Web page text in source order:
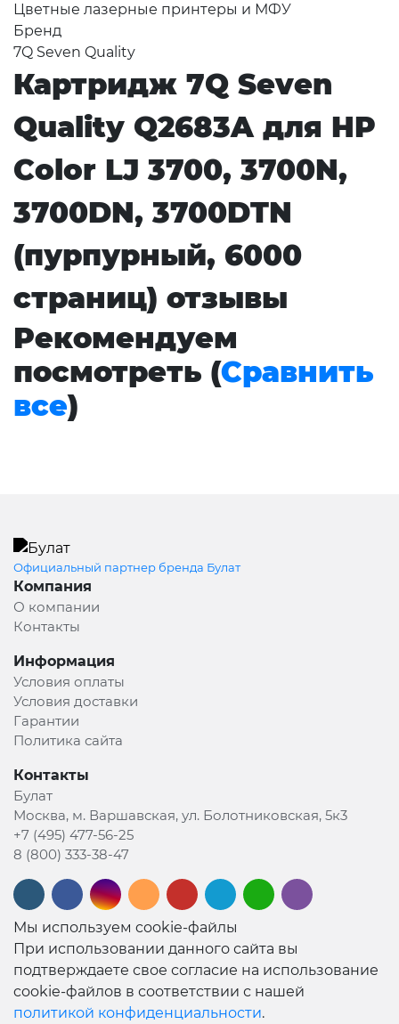
Цветные лазерные принтеры и МФУ
Бренд
7Q Seven Quality
Картридж 7Q Seven
Quality Q2683A для HP
Color LJ 3700, 3700N,
3700DN, 3700DTN
(пурпурный, 6000
страниц) отзывы
Рекомендуем
посмотреть (Сравнить
все)
Официальный партнер бренда Булат
Компания
О компании
Контакты
Информация
Условия оплаты
Условия доставки
Гарантии
Политика сайта
Контакты
Булат
Москва, м. Варшавская, ул. Болотниковская, 5к3
+7 (495) 477-56-25
8 (800) 333-38-47
Мы используем cookie-файлы
При использовании данного сайта вы
подтверждаете свое согласие на использование
cookie-файлов в соответствии с нашей
политикой конфиденциальности.